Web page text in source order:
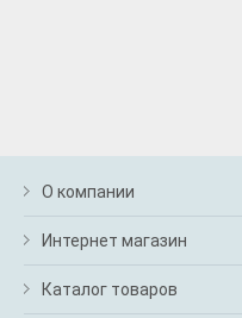
О компании
Интернет магазин
Каталог товаров